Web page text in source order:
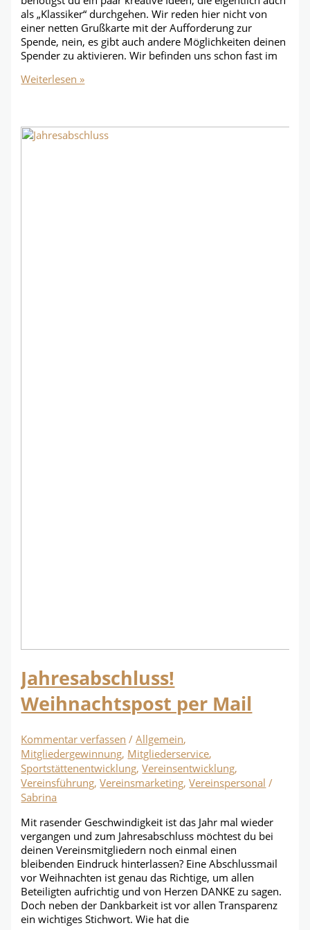
als „Klassiker“ durchgehen. Wir reden hier nicht von
einer netten Grußkarte mit der Aufforderung zur
Spende, nein, es gibt auch andere Möglichkeiten deinen
Spender zu aktivieren. Wir befinden uns schon fast im
2
Spenden
Weiterlesen »
Jahresabschluss!
Weihnachtspost per Mail
Kommentar verfassen /Allgemein,
Mitgliedergewinnung, Mitgliederservice,
Sportstättenentwicklung,Vereinsentwicklung,
Vereinsführung,Vereinsmarketing,Vereinspersonal /
Sabrina
Mit rasender Geschwindigkeit ist das Jahr mal wieder
vergangen und zum Jahresabschluss möchtest du bei
deinen Vereinsmitgliedern noch einmal einen
bleibenden Eindruck hinterlassen? Eine Abschlussmail
vor Weihnachten ist genau das Richtige, um allen
Beteiligten aufrichtig und von Herzen DANKE zu sagen.
Doch neben der Dankbarkeit ist vor allen Transparenz
ein wichtiges Stichwort. Wie hat die